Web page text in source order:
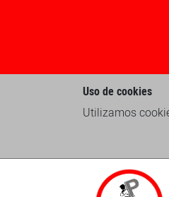
Uso de cookies
Utilizamos